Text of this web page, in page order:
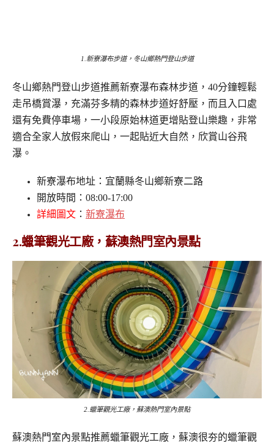
1.新寮瀑布步道，冬山鄉熱門登山步道
冬山鄉熱門登山步道推薦新寮瀑布森林步道，40分鐘輕鬆
走吊橋賞瀑，充滿芬多精的森林步道好舒壓，而且入口處
還有免費停車場，一小段原始林道更增貼登山樂趣，非常
適合全家人放假來爬山，一起貼近大自然，欣賞山谷飛
瀑。
新寮瀑布地址：宜蘭縣冬山鄉新寮二路
開放時間：08:00-17:00
詳細圖文 ： 新寮瀑布
2.蠟筆觀光工廠，蘇澳熱門室內景點
2.蠟筆觀光工廠，蘇澳熱門室內景點
蘇澳熱門室內景點推薦蠟筆觀光工廠，蘇澳很夯的蠟筆觀